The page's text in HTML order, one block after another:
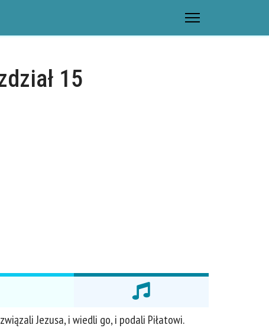
15
Jezusa, i wiedli go, i podali Piłatowi.